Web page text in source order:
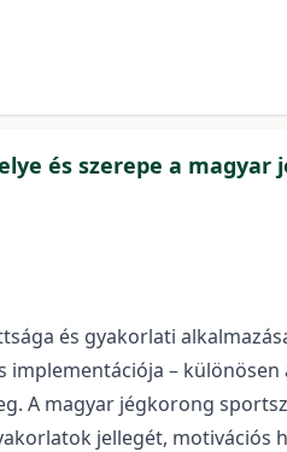
és szerepe a magyar
és gyakorlati
–
A magyar jégkorong
jellegét,